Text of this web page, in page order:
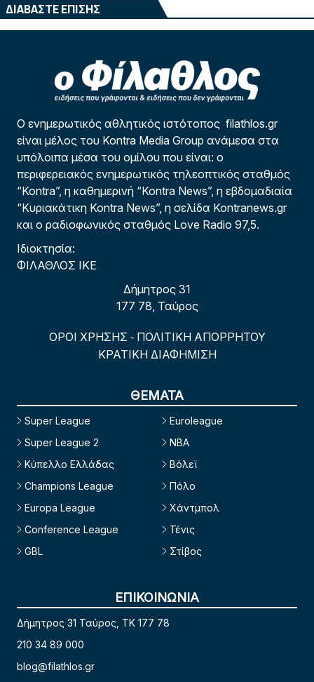
ΔΙΑΒΑΣΤΕ ΕΠΙΣΗΣ
Ο ενημερωτικός αθλητικός ιστότοπος filathlos.gr
είναι μέλος του Kontra Media Group ανάμεσα στα
υπόλοιπα μέσα του ομίλου που είναι: ο
περιφερειακός ενημερωτικός τηλεοπτικός σταθμός
“Kontra”, η καθημερινή “Kontra News”, η εβδομαδιαία
“Κυριακάτικη Kontra News”, η σελίδα Kontranews.gr
και ο ραδιοφωνικός σταθμός Love Radio 97,5.
Ιδιοκτησία:
ΦΙΛΑΘΛΟΣ ΙΚΕ
Δήμητρος 31
177 78, Ταύρος
ΟΡΟΙ ΧΡΗΣΗΣ - ΠΟΛΙΤΙΚΗ ΑΠΟΡΡΗΤΟΥ
ΚΡΑΤΙΚΗ ΔΙΑΦΗΜΙΣΗ
ΘΕΜΑΤΑ
Super League
Super League 2
Κύπελλο Ελλάδας
Champions League
Europa League
Conference League
GBL
Euroleague
NBA
Βόλεϊ
Πόλο
Χάντμπολ
Τένις
Στίβος
ΕΠΙΚΟΙΝΩΝΙΑ
Δήμητρος 31 Ταύρος, TK 177 78
210 34 89 000
blog@filathlos.gr